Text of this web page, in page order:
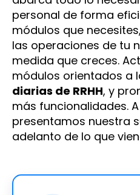
personal de forma
módulos que
las operaciones de tu
medida que creces.
módulos orientados a
diarias de RRHH, y
más funcionalidades.
presentamos nuestra
adelanto de lo que